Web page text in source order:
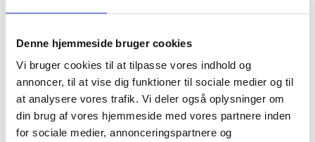
Denne hjemmeside bruger cookies
Vi bruger cookies til at tilpasse vores indhold og
annoncer, til at vise dig funktioner til sociale medier og til
at analysere vores trafik. Vi deler også oplysninger om
din brug af vores hjemmeside med vores partnere inden
for sociale medier, annonceringspartnere og
Legetøjsmarked (Uge
42)